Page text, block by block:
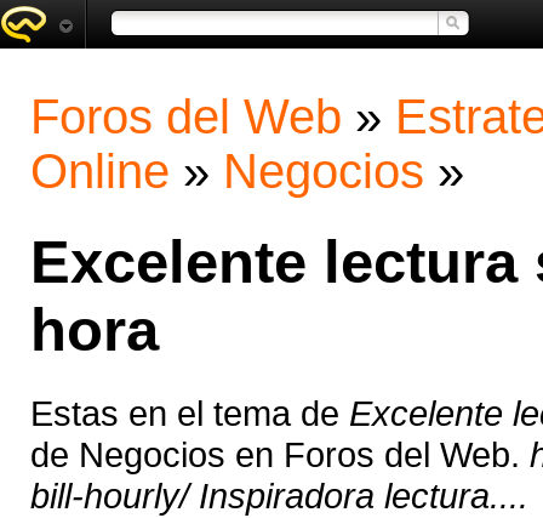
Foros del Web »
Online » Negocios »
Excelente
hora
Estas en el tema de Excelente
de Negocios en Foros del Web.
bill-hourly/ Inspiradora lectura....